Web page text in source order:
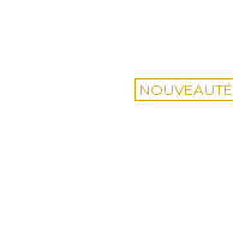
NOUVEAUTÉ